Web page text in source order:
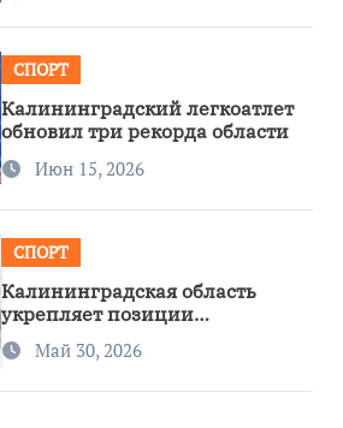
СПОРТ
Калининградский легкоатлет
обновил три рекорда области
Июн 15, 2026
СПОРТ
Калининградская область
укрепляет позиции
спортивного региона
Май 30, 2026